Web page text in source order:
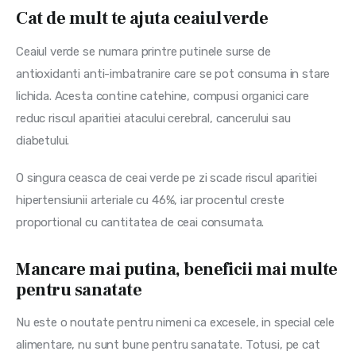
Cat de mult te ajuta ceaiul verde
Ceaiul verde se numara printre putinele surse de
antioxidanti anti-imbatranire care se pot consuma in stare
lichida. Acesta contine catehine, compusi organici care
reduc riscul aparitiei atacului cerebral, cancerului sau
diabetului.
O singura ceasca de ceai verde pe zi scade riscul aparitiei
hipertensiunii arteriale cu 46%, iar procentul creste
proportional cu cantitatea de ceai consumata.
Mancare mai putina, beneficii mai multe
pentru sanatate
Nu este o noutate pentru nimeni ca excesele, in special cele
alimentare, nu sunt bune pentru sanatate. Totusi, pe cat